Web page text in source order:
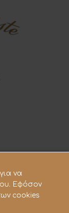
να
Εφόσον
cookies